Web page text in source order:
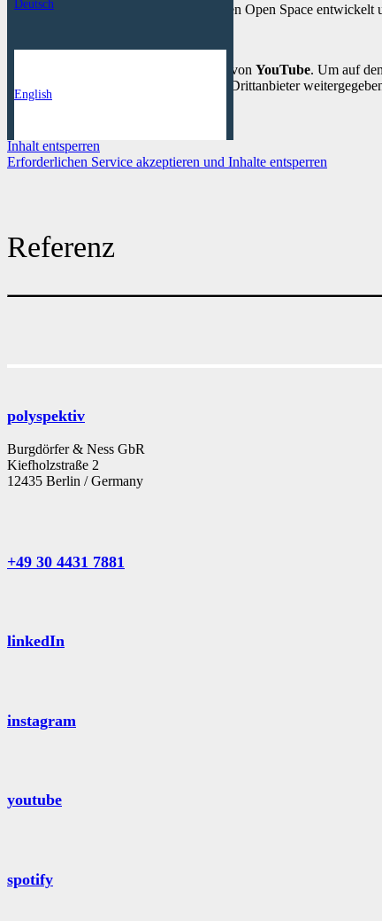
Deutsch
English
und Leonie Augustin das Konzept für den Open Space entwickelt
Sie sehen gerade einen Platzhalterinhalt von YouTube. Um auf
Bitte beachten Sie, dass dabei Daten an Drittanbieter
Inhalt entsperren
Erforderlichen Service akzeptieren und Inhalte entsperren
Referenz
polyspektiv
Burgdörfer & Ness GbR
Kiefholzstraße 2
12435 Berlin / Germany
+49 30 4431 7881
linkedIn
instagram
youtube
spotify